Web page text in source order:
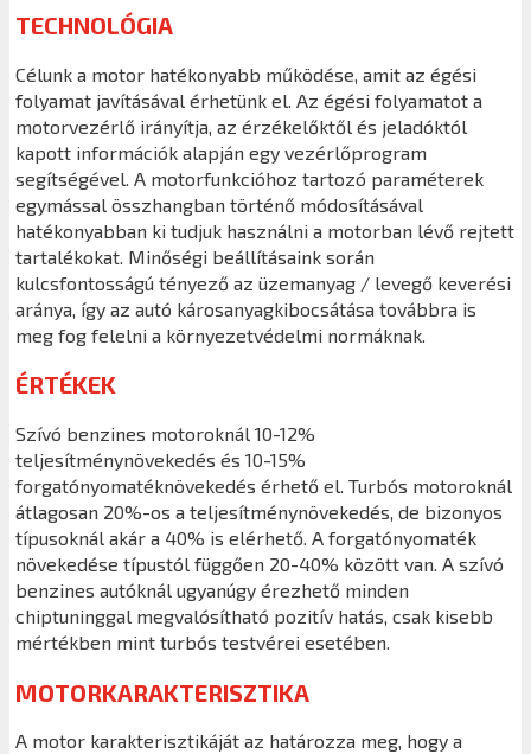
TECHNOLÓGIA
Célunk a motor hatékonyabb működése, amit az égési
folyamat javításával érhetünk el. Az égési folyamatot a
motorvezérlő irányítja, az érzékelőktől és jeladóktól
kapott információk alapján egy vezérlőprogram
segítségével. A motorfunkcióhoz tartozó paraméterek
egymással összhangban történő módosításával
hatékonyabban ki tudjuk használni a motorban lévő rejtett
tartalékokat. Minőségi beállításaink során
kulcsfontosságú tényező az üzemanyag / levegő keverési
aránya, így az autó károsanyagkibocsátása továbbra is
meg fog felelni a környezetvédelmi normáknak.
ÉRTÉKEK
Szívó benzines motoroknál 10-12%
teljesítménynövekedés és 10-15%
forgatónyomatéknövekedés érhető el. Turbós motoroknál
átlagosan 20%-os a teljesítménynövekedés, de bizonyos
típusoknál akár a 40% is elérhető. A forgatónyomaték
növekedése típustól függően 20-40% között van. A szívó
benzines autóknál ugyanúgy érezhető minden
chiptuninggal megvalósítható pozitív hatás, csak kisebb
mértékben mint turbós testvérei esetében.
MOTORKARAKTERISZTIKA
A motor karakterisztikáját az határozza meg, hogy a